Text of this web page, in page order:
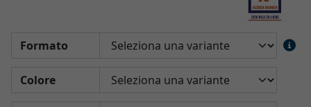
Formato
Colore